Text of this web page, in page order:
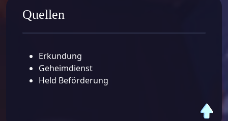
Quellen
Erkundung
Geheimdienst
Held Beförderung